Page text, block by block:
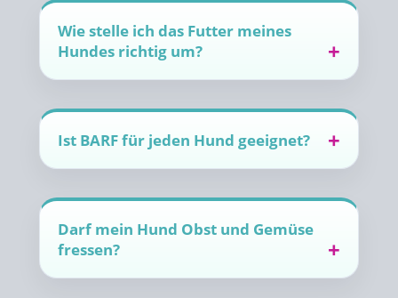
Wie stelle ich das Futter meines
Hundes richtig um?
Ist BARF für jeden Hund geeignet?
Darf mein Hund Obst und Gemüse
fressen?